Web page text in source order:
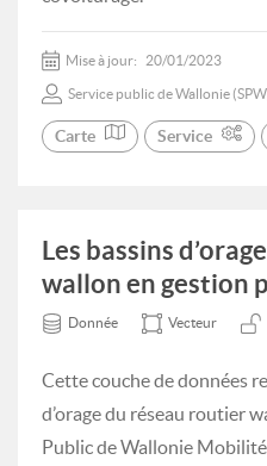
Mise à jour: 20/01/2023
Service public de Wallonie
Carte Service
Les bassins
wallon en gestion
Donnée Vecteur
Cette couche de données
d’orage du réseau routier
Public de Wallonie